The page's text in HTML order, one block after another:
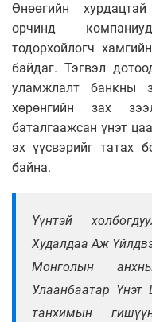
Өнөөгийн
орчинд
тодорхойлогч
байдаг. Тэгвэл
уламжлалт банкны
хөрөнгийн зах
баталгаажсан үнэт
эх үүсвэрийг татах
байна.
Үүнтэй
Худалдаа Аж
Монголын
Улаанбаатар
танхимын